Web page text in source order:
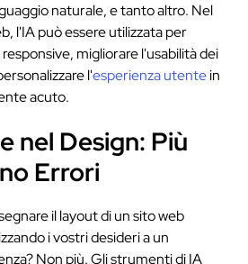
naturale, e tanto altro. Nel
l'IA può essere utilizzata per
migliorare l'usabilità dei
l'esperienza utentein
acuto.
nel Design: Più
Errori
il layout di un sito web
i vostri desideri a un
Non più. Gli strumenti di IA